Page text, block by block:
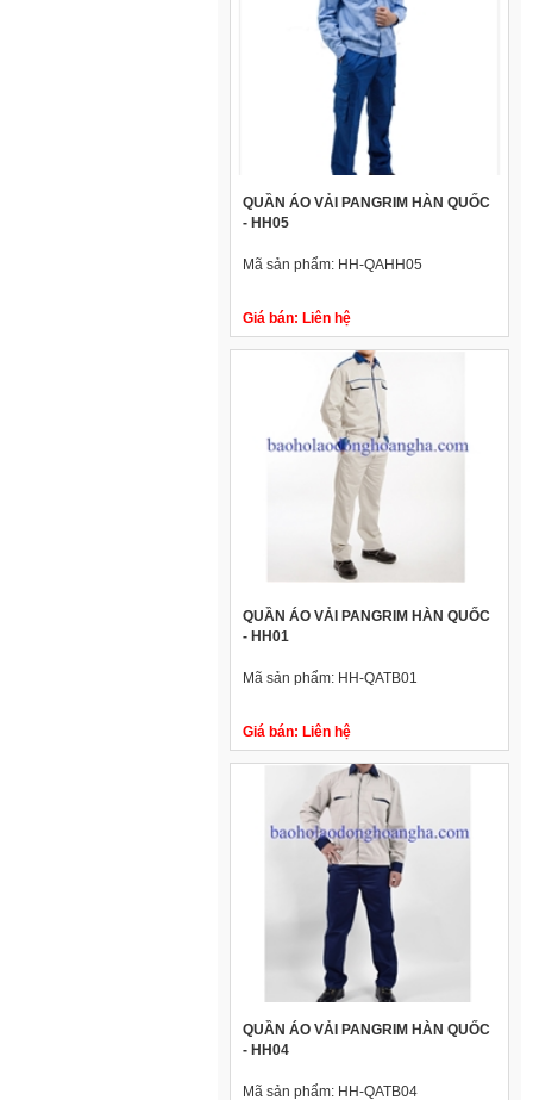
QUẦN ÁO VẢI PANGRIM HÀN QUỐC
- HH05
Mã sản phẩm: HH-QAHH05
Giá bán: Liên hệ
QUẦN ÁO VẢI PANGRIM HÀN QUỐC
- HH01
Mã sản phẩm: HH-QATB01
Giá bán: Liên hệ
QUẦN ÁO VẢI PANGRIM HÀN QUỐC
- HH04
Mã sản phẩm: HH-QATB04